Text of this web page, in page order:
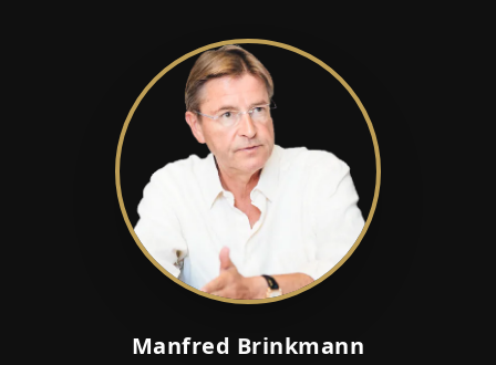
Manfred Brinkmann